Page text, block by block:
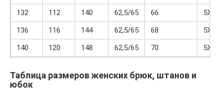
132
112 140 62,5/65 66
5XL
136
116 144 62,5/65 68
5XL
140
120 148 62,5/65 70 5XL
Таблица размеров женских брюк, штанов и
юбок